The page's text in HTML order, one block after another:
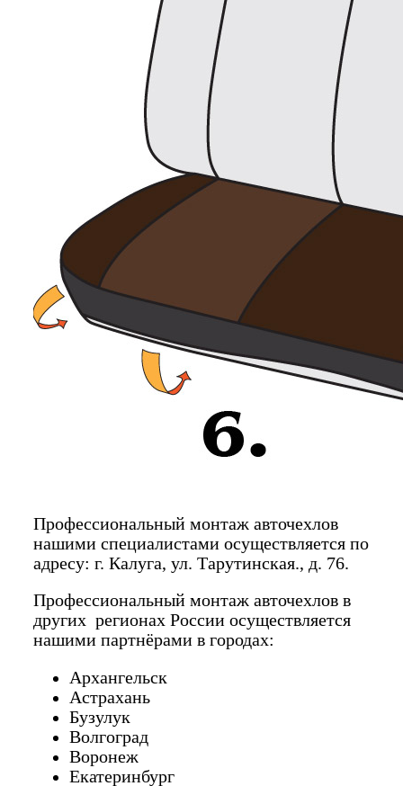
Профессиональный монтаж авточехлов
нашими специалистами осуществляется по
адресу: г. Калуга, ул. Тарутинская., д. 76.
Профессиональный монтаж авточехлов в
других регионах России осуществляется
нашими партнёрами в городах:
Архангельск
Астрахань
Бузулук
Волгоград
Воронеж
Екатеринбург